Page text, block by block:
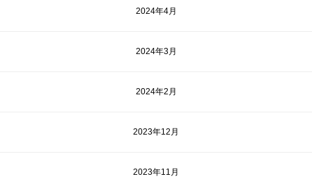
2024年4月
2024年3月
2024年2月
2023年12月
2023年11月